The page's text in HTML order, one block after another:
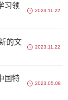
习领
2023.11.22
的文
2023.11.22
国特
2023.05.08